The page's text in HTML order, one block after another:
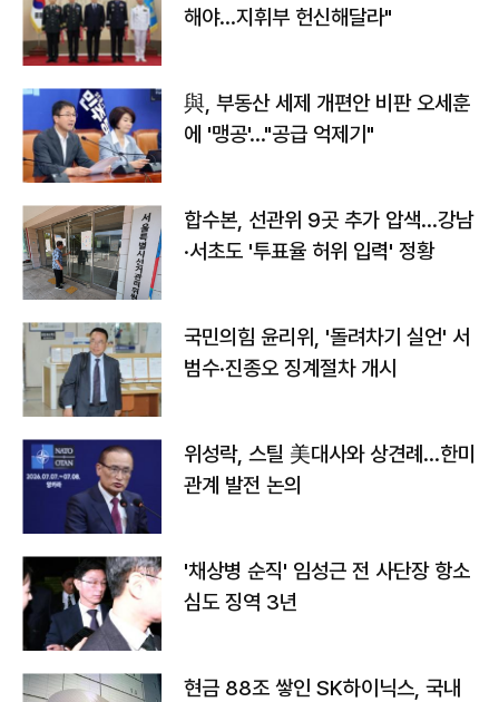
해야…지휘부 헌신해달라"
與, 부동산 세제 개편안 비판 오세훈
에 '맹공'…"공급 억제기"
합수본, 선관위 9곳 추가 압색…강남
·서초도 '투표율 허위 입력' 정황
국민의힘 윤리위, '돌려차기 실언' 서
범수·진종오 징계절차 개시
위성락, 스틸 美대사와 상견례…한미
관계 발전 논의
'채상병 순직' 임성근 전 사단장 항소
심도 징역 3년
현금 88조 쌓인 SK하이닉스, 국내